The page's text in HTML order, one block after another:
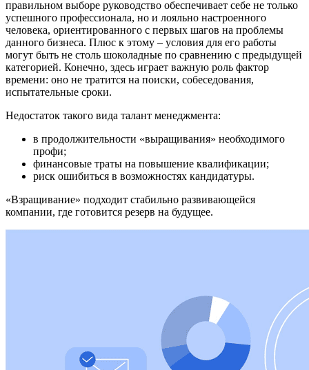
правильном выборе руководство обеспечивает себе не только
успешного профессионала, но и лояльно настроенного
человека, ориентированного с первых шагов на проблемы
данного бизнеса. Плюс к этому – условия для его работы
могут быть не столь шоколадные по сравнению с предыдущей
категорией. Конечно, здесь играет важную роль фактор
времени: оно не тратится на поиски, собеседования,
испытательные сроки.
Недостаток такого вида талант менеджмента:
в продолжительности «выращивания» необходимого
профи;
финансовые траты на повышение квалификации;
риск ошибиться в возможностях кандидатуры.
«Взращивание» подходит стабильно развивающейся
компании, где готовится резерв на будущее.